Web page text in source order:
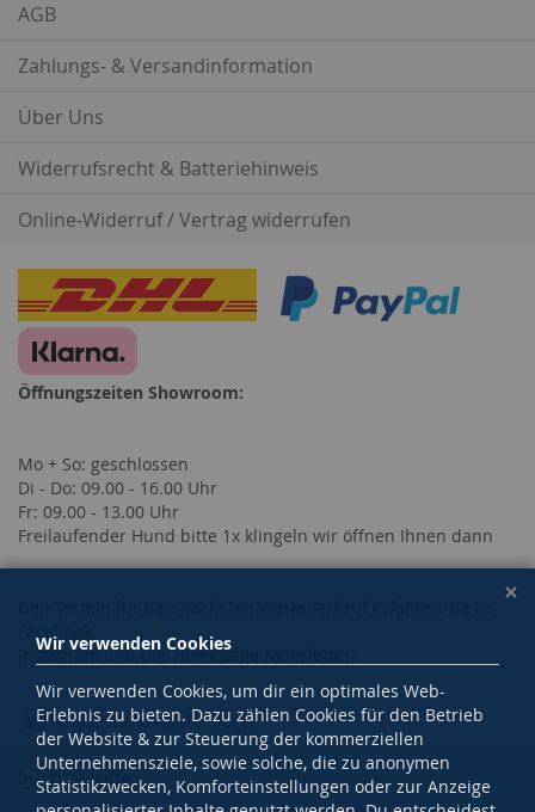
AGB
Zahlungs- & Versandinformation
Über Uns
Widerrufsrecht & Batteriehinweis
Online-Widerruf / Vertrag widerrufen
Öffnungszeiten Showroom:
Mo + So: geschlossen
Di - Do: 09.00 - 16.00 Uhr
Fr: 09.00 - 13.00 Uhr
Freilaufender Hund bitte 1x klingeln wir öffnen Ihnen dann
Facebook,
Instagram und per Homepage Newsletter!
Suchbegriffe
Wir verwenden Cookies
Wir verwenden Cookies, um dir ein optimales Web-
Erlebnis zu bieten. Dazu zählen Cookies für den Betrieb
der Website & zur Steuerung der kommerziellen
Unternehmensziele, sowie solche, die zu anonymen
Statistikzwecken, Komforteinstellungen oder zur Anzeige